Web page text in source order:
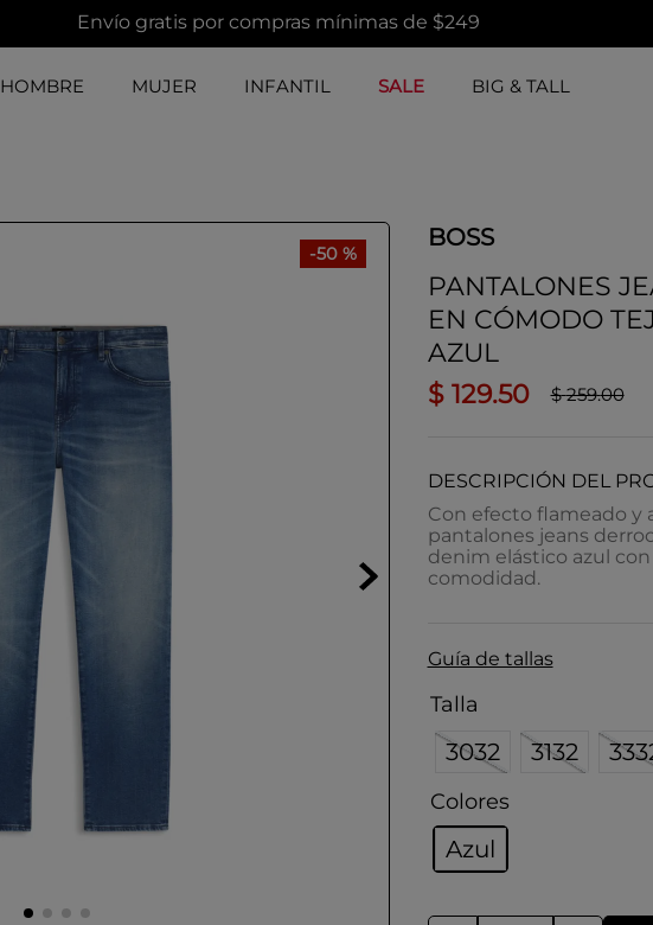
Envío gratis por compras mínimas de $249
HOMBRE MUJER INFANTIL SALE BIG & TALL
-50 %
BOSS
PANTALONES
EN CÓMODO
AZUL
$ 129.50 $ 259.00
DESCRIPCIÓN DEL
Con efecto flameado y
pantalones jeans
denim elástico azul
comodidad.
Guía de tallas
Talla
3032 3132
Colores
Azul